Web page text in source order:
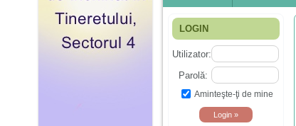
LOGIN
Utilizator:
Parolă:
Aminteşte-ţi de mine